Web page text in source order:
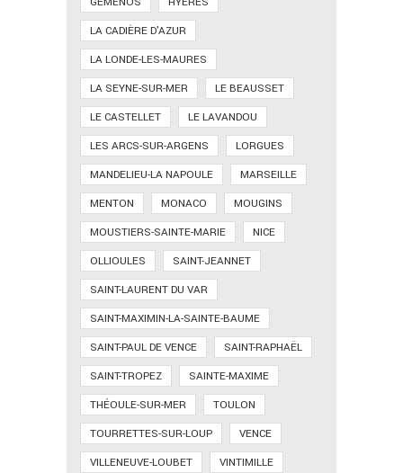
LA CADIÈRE D'AZUR
LA LONDE-LES-MAURES
LA SEYNE-SUR-MER
LE BEAUSSET
LE CASTELLET
LE LAVANDOU
LES ARCS-SUR-ARGENS
LORGUES
MANDELIEU-LA NAPOULE
MARSEILLE
MENTON
MONACO
MOUGINS
MOUSTIERS-SAINTE-MARIE
NICE
OLLIOULES
SAINT-JEANNET
SAINT-LAURENT DU VAR
SAINT-MAXIMIN-LA-SAINTE-BAUME
SAINT-PAUL DE VENCE
SAINT-RAPHAËL
SAINT-TROPEZ
SAINTE-MAXIME
THÉOULE-SUR-MER
TOULON
TOURRETTES-SUR-LOUP
VENCE
VILLENEUVE-LOUBET
VINTIMILLE